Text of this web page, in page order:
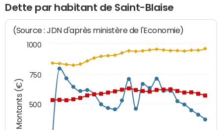
Dette par habitant de Saint-Blaise
Montants (€)
(Source : JDN d'après ministère de l'Economie)
1000
500
750